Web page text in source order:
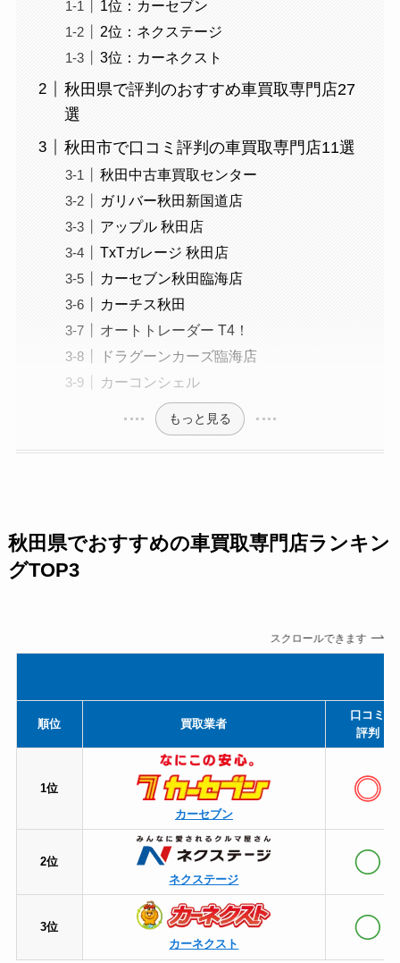
1位：カーセブン
2位：ネクステージ
3位：カーネクスト
秋田県で評判のおすすめ車買取専門店27
選
秋田市で口コミ評判の車買取専門店11選
秋田中古車買取センター
ガリバー秋田新国道店
アップル 秋田店
TxTガレージ 秋田店
カーセブン秋田臨海店
カーチス秋田
オートトレーダー T4！
ドラグーンカーズ臨海店
カーコンシェル
もっと見る
秋田県でおすすめの車買取専門店ランキン
グTOP3
スクロールできます
順位 買取業者
口コミ
評判
1位
カーセブン
2位
ネクステージ
3位
カーネクスト